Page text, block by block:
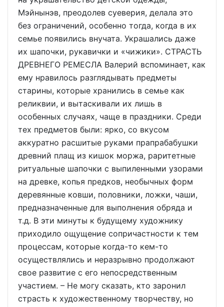
Мэйнынэв, преодолев суеверия, делала это
без ограничений, особенно тогда, когда в их
семье появились внучата. Украшались даже
их шапочки, рукавички и «чижики». СТРАСТЬ
ДРЕВНЕГО РЕМЕСЛА Валерий вспоминает, как
ему нравилось разглядывать предметы
старины, которые хранились в семье как
реликвии, и вытаскивали их лишь в
особенных случаях, чаще в праздники. Среди
тех предметов были: ярко, со вкусом
аккуратно расшитые руками прапрабабушки
древний плащ из кишок моржа, раритетные
ритуальные шапочки с выпиленными узорами
на древке, копья предков, необычных форм
деревянные ковши, половники, ложки, чаши,
предназначенные для выполнения обряда и
т.д. В эти минуты к будущему художнику
приходило ощущение сопричастности к тем
процессам, которые когда-то кем-то
осуществлялись и неразрывно продолжают
свое развитие с его непосредственным
участием. – Не могу сказать, кто заронил
страсть к художественному творчеству, но